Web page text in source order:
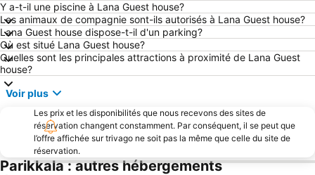
Y a-t-il une piscine à Lana Guest house?
Les animaux de compagnie sont-ils autorisés à Lana Guest house?
Lana Guest house dispose-t-il d'un parking?
Où est situé Lana Guest house?
Quelles sont les principales attractions à proximité de Lana Guest
house?
Voir plus
Les prix et les disponibilités que nous recevons des sites de
réservation changent constamment. Par conséquent, il se peut que
l’offre affichée sur trivago ne soit pas la même que celle du site de
réservation.
Parikkala : autres hébergements